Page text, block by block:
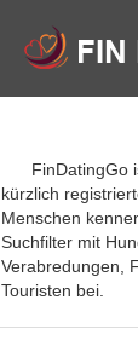
FinDatingGo
kürzlich
Menschen
Suchfilter mit
Verabredungen,
Touristen bei.